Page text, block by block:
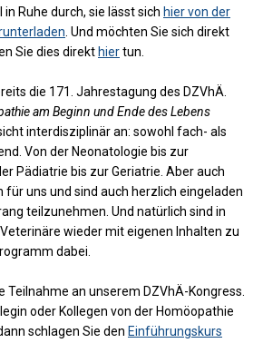
Ruhe durch, sie lässt sich hier von der
. Und möchten Sie sich direkt
Sie dies direkt hiertun.
die 171. Jahrestagung des DZVhÄ.
am Beginn und Ende des Lebens
interdisziplinär an: sowohl fach- als
Von der Neonatologie bis zur
Pädiatrie bis zur Geriatrie. Aber auch
uns und sind auch herzlich eingeladen
teilzunehmen. Und natürlich sind in
wieder mit eigenen Inhalten zu
dabei.
Teilnahme an unserem DZVhÄ-Kongress.
oder Kollegen von der Homöopathie
schlagen Sie den Einführungskurs